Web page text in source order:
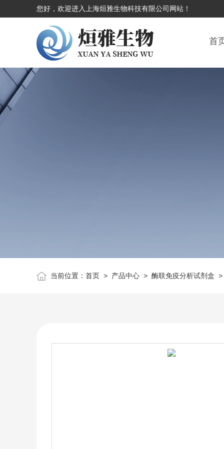
您好，欢迎进入上海烜雅生物科技有限公司网站！
首
当前位置： 首页> 产品中心> 酶联免疫分析试剂盒